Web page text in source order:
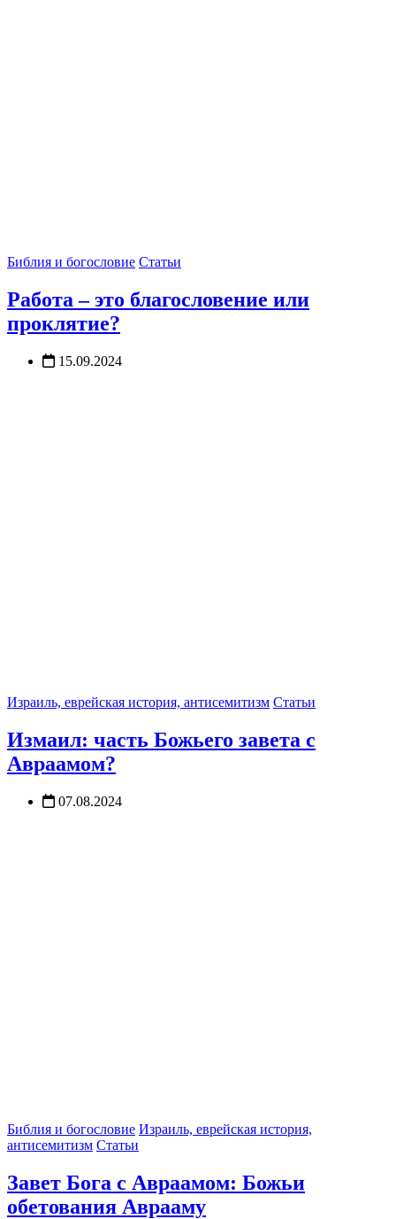
Библия и богословие Статьи
Работа – это благословение или
проклятие?
15.09.2024
Израиль, еврейская история, антисемитизм Статьи
Измаил: часть Божьего завета с
Авраамом?
07.08.2024
Библия и богословие Израиль, еврейская история,
антисемитизм Статьи
Завет Бога с Авраамом: Божьи
обетования Аврааму